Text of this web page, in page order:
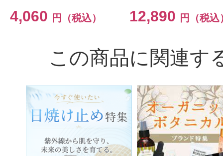
4,060 円（税込） 12,890 円（税込
この商品に関連す